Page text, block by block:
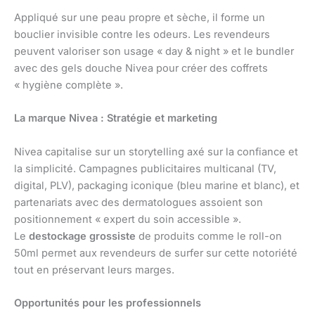
Appliqué sur une peau propre et sèche, il forme un
bouclier invisible contre les odeurs. Les revendeurs
peuvent valoriser son usage « day & night » et le bundler
avec des gels douche Nivea pour créer des coffrets
« hygiène complète ».
La marque Nivea : Stratégie et marketing
Nivea capitalise sur un storytelling axé sur la confiance et
la simplicité. Campagnes publicitaires multicanal (TV,
digital, PLV), packaging iconique (bleu marine et blanc), et
partenariats avec des dermatologues assoient son
positionnement « expert du soin accessible ».
Le destockage grossiste de produits comme le roll-on
50ml permet aux revendeurs de surfer sur cette notoriété
tout en préservant leurs marges.
Opportunités pour les professionnels